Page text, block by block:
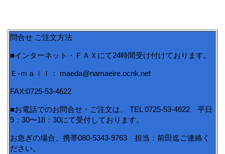
問合せ ご注文方法
■インターネット・ＦＡＸにて24時間受け付けております。
Ｅ-ｍａｉｌ： maeda@namaeire.ocnk.net
FAX:0725-53-4622
■お電話でのお問合せ・ご注文は、 TEL 0725-53-4622 平日
9：30〜18：30にて受付しております。
お急ぎの場合、携帯080-5343-9763 担当：前田迄ご連絡く
ださい。